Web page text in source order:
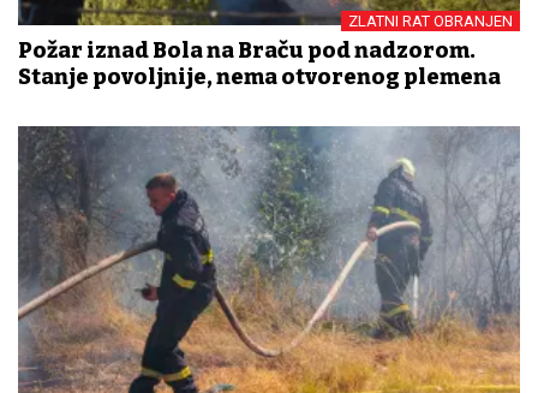
ZLATNI RAT OBRANJEN
Požar iznad Bola na Braču pod nadzorom.
Stanje povoljnije, nema otvorenog plemena